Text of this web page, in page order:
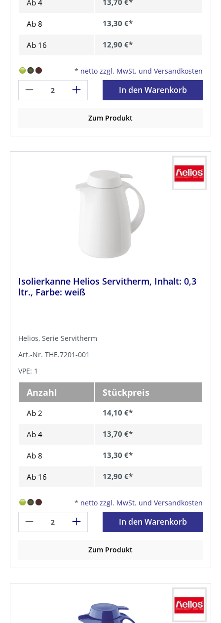
Ab 4
Ab 8 13,30 €*
Ab 16 12,90 €*
* netto zzgl. MwSt. und Versandkosten
In den Warenkorb
Zum Produkt
Isolierkanne Helios Servitherm, Inhalt: 0,3
ltr., Farbe: weiß
Helios, Serie Servitherm
Art.-Nr. THE.7201-001
VPE: 1
Anzahl Stückpreis
Ab 2 14,10 €*
Ab 4 13,70 €*
Ab 8 13,30 €*
Ab 16 12,90 €*
* netto zzgl. MwSt. und Versandkosten
In den Warenkorb
Zum Produkt